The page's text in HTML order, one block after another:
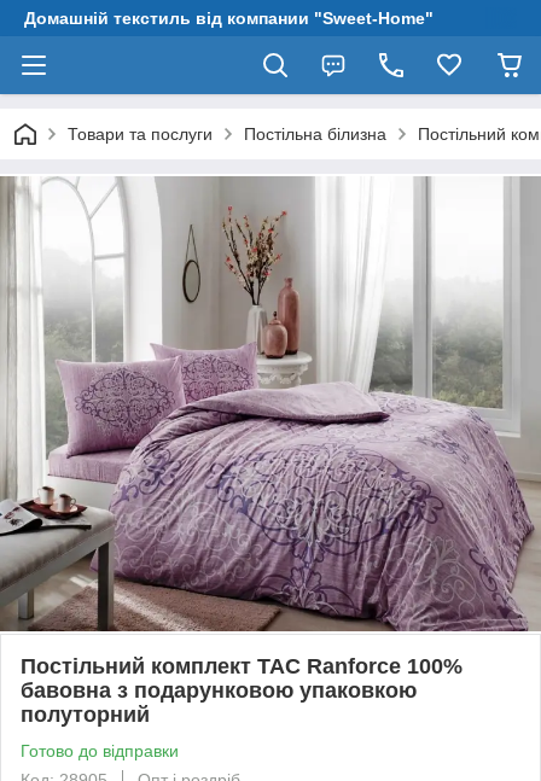
Домашній текстиль від компании "Sweet-Home"
Товари та послуги Постільна білизна Постільний
Постільний комплект TAC Ranforce 100%
бавовна з подарунковою упаковкою
полуторний
Готово до відправки